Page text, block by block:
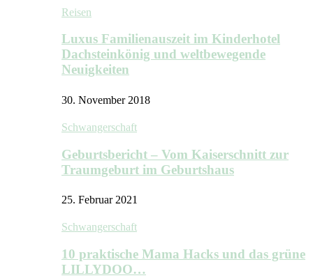
Reisen
Luxus Familienauszeit im Kinderhotel
Dachsteinkönig und weltbewegende
Neuigkeiten
30. November 2018
Schwangerschaft
Geburtsbericht – Vom Kaiserschnitt zur
Traumgeburt im Geburtshaus
25. Februar 2021
Schwangerschaft
10 praktische Mama Hacks und das grüne
LILLYDOO…